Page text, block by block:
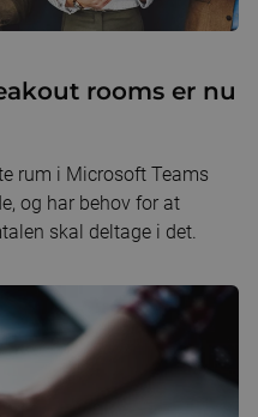
rooms er nu
rum i Microsoft Teams
og har behov for at
skal deltage i det.